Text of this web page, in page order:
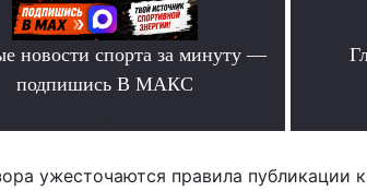
новости спорта за минуту —
подпишись В МАКС
ужесточаются правила публикации